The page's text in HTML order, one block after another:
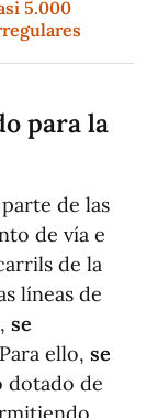
5.000
para la
de las
de vía e
de la
líneas de
se
ello, se
dotado de